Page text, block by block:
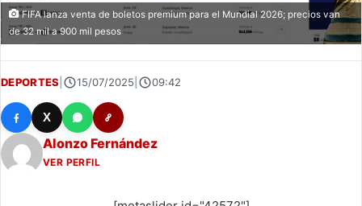
FIFA lanza venta de boletos premium para el Mundial 2026; precios van
de 32 mil a 900 mil pesos
DEPORTES 15/07/2025 09:42
X
Alonzo Fernández
VER PERFIL